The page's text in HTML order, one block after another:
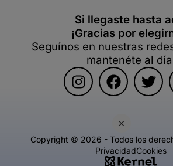
×
Si llegaste hasta
¡Gracias por
Seguínos en nuestras
mantenéte al
Copyright © 2026 - Todos los
PrivacidadCookies